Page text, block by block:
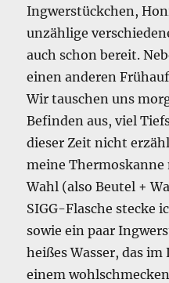
Ingwerstückchen,
unzählige
auch schon bereit.
einen anderen
Wir tauschen uns
Befinden aus, viel
dieser Zeit nicht
meine
Wahl (also Beutel +
SIGG-Flasche stecke
sowie ein paar
heißes Wasser, das
einem